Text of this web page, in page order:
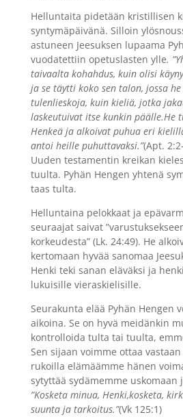
Helluntaita pidetään kristillisen
syntymäpäivänä. Silloin
astuneen Jeesuksen lupaama
vuodatettiin opetuslasten ylle.
taivaalta kohahdus, kuin olisi
ja se täytti koko sen talon, jossa
tulenlieskoja, kuin kieliä, jotka
laskeutuivat itse kunkin päälle.He
Henkeä ja alkoivat puhua eri
antoi heille puhuttavaksi.”(Apt.
Uuden testamentin kreikan
tuulta. Pyhän Hengen yhtenä
taas tulta.
Helluntaina pelokkaat ja
seuraajat saivat
korkeudesta” (Lk. 24:49). He
kertomaan hyvää sanomaa
Henki teki sanan eläväksi ja
lukuisille vieraskielisille.
Seurakunta elää Pyhän Hengen
aikoina. Se on hyvä meidänkin
kontrolloida tulta tai tuulta,
Sen sijaan voimme ottaa
rukoilla elämäämme hänen
sytyttää sydämemme uskomaan
”Kosketa minua, Henki,kosketa,
suunta ja tarkoitus.”(Vk 125:1)